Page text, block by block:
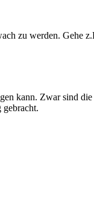
zu werden. Gehe
kann. Zwar sind die